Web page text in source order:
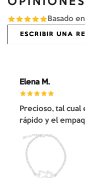
Basado en
ESCRIBIR UNA
Elena M.
Precioso, tal
rápido y el